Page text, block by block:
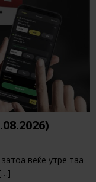
веќе утре таа
[…]